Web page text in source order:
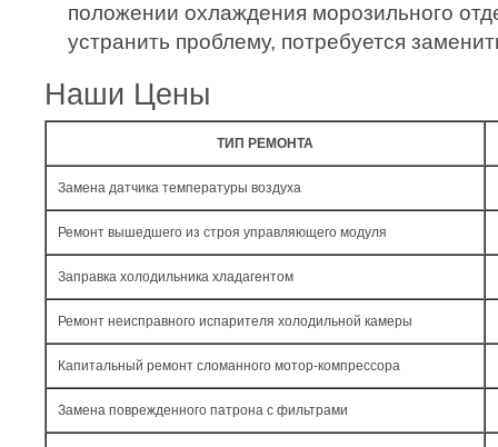
положении охлаждения морозильного
устранить проблему, потребуется
Наши Цены
ТИП РЕМОНТА
Замена датчика температуры воздуха
Ремонт вышедшего из строя управляющего модуля
Заправка холодильника хладагентом
Ремонт неисправного испарителя холодильной камеры
Капитальный ремонт сломанного мотор-компрессора
Замена поврежденного патрона с фильтрами